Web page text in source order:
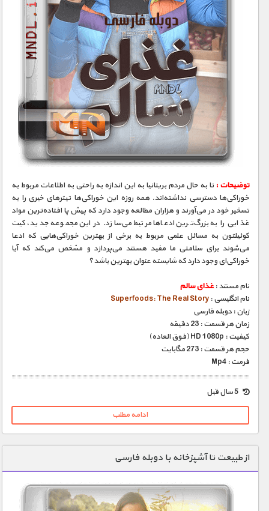
توضیحات : تا به حال مردم بریتانیا به این اندازه به راحتی به اطلاعات مربوط به
خوراکی‌ها دسترسی نداشته‌اند. همه روزه این خوراکی‌ها تیترهای خبری را به
تسخیر خود در می‌آورند و هزاران مطالعه وجود دارد که پیش پا افتاده‌ترین مواد
غذایی را به بزرگ‌ترین ادعاها مرتبط می‌سازد. در این مجموعه جدید، کیت
کوئیلتون به مسائل علمی مربوط به برخی از بهترین خوراکی‌هایی که ادعا
می‌شوند برای سلامتی ما مفید هستند می‌پردازد و مشخص می‌کند که آیا
خوراکی‌ای وجود دارد که شایسته عنوان بهترین باشد؟
نام مستند :غذای سالم
نام انگلیسی : Superfoods: The Real Story
زبان : دوبله فارسی
زمان هر قسمت : 23 دقیقه
کیفیت : HD 1080p (فوق العاده)
حجم هر قسمت : 273 مگابایت
فرمت : Mp4
ادامه مطلب
از طبیعت تا آشپزخانه با دوبله فارسی